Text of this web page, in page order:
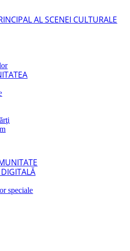
AL SCENEI CULTURALE
speciale